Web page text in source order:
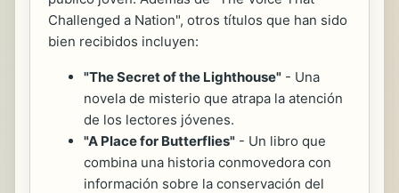
Challenged a Nation", otros títulos que han sido
bien recibidos incluyen:
"The Secret of the Lighthouse" - Una
novela de misterio que atrapa la atención
de los lectores jóvenes.
"A Place for Butterflies" - Un libro que
combina una historia conmovedora con
información sobre la conservación del